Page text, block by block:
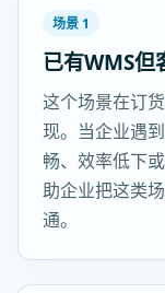
场景 1
已有WMS但
这个场景在订
现。当企业遇
畅、效率低下
助企业把这类
通。